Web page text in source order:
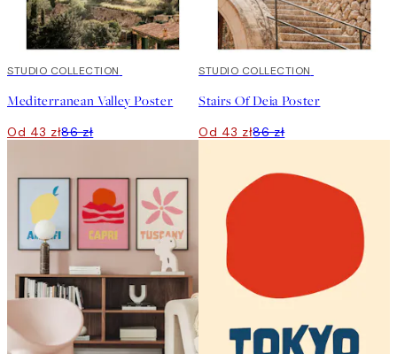
50%*
STUDIO COLLECTION
Mediterranean Valley Poster
Od 43 zł86 zł
50%*
STUDIO COLLECTION
Stairs Of Deia Poster
Od 43 zł86 zł